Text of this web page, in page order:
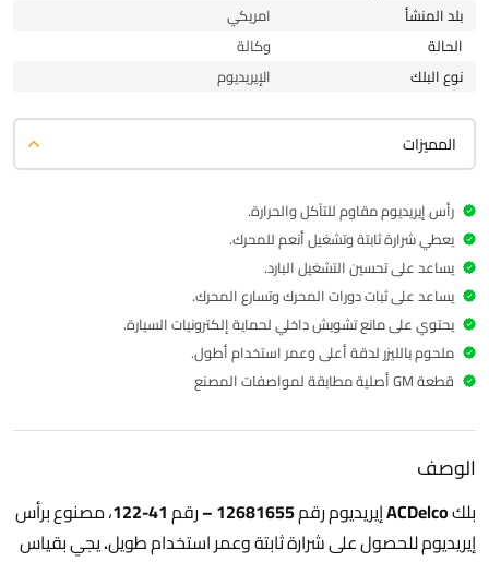
بلد المنشأ
امريكي
الحالة
وكالة
نوع البلك
الإيريديوم
المميزات
رأس إيريديوم مقاوم للتآكل والحرارة.
يعطي شرارة ثابتة وتشغيل أنعم للمحرك.
يساعد على تحسين التشغيل البارد.
يساعد على ثبات دورات المحرك وتسارع المحرك.
يحتوي على مانع تشويش داخلي لحماية إلكترونيات السيارة.
ملحوم بالليزر لدقة أعلى وعمر استخدام أطول.
قطعة GM أصلية مطابقة لمواصفات المصنع
الوصف
بلك ACDelco إيريديوم رقم 12681655 – رقم 41-122، مصنوع برأس
إيريديوم للحصول على شرارة ثابتة وعمر استخدام طويل. يجي بقياس